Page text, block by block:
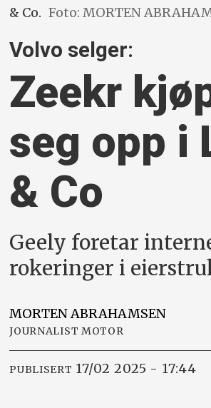
& Co. Foto: MORTEN
Volvo selger:
Zeekr
seg opp i
& Co
Geely foretar
rokeringer i
MORTEN ABRAHAMSEN
JOURNALIST MOTOR
PUBLISERT 17/02 2025 - 17:44